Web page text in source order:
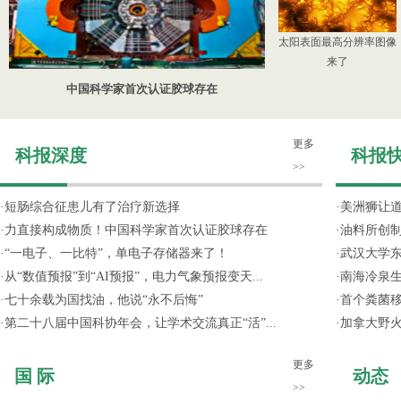
中国科学家首次认证胶球存在
太阳表面最高分辨率图像
来了
科报深度
更多
>>
· 短肠综合征患儿有了治疗新选择
· 力直接构成物质！中国科学家首次认证胶球存在
·“一电子、一比特”，单电子存储器来了！
· 从“数值预报”到“AI预报”，电力气象预报变天...
·七十余载为国找油，他说“永不后悔”
·第二十八届中国科协年会，让学术交流真正“活”...
国 际
更多
>>
科报
· 美洲狮让
·油料所创
·武汉大学
·南海冷泉
·首个粪菌
· 加拿大野
动态